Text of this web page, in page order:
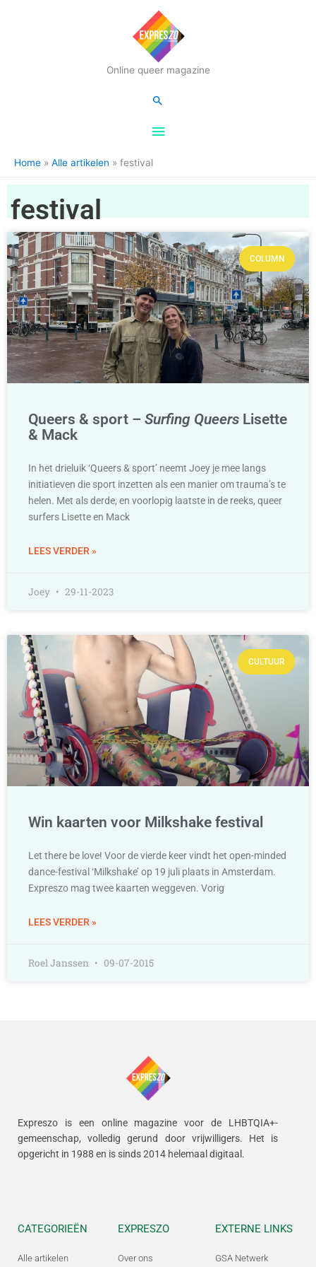
Online queer magazine
Hoofdmenu
Zoeken
Home Alle artikelen festival
festival
COLUMN
Queers & sport – Surfing Queers Lisette
& Mack
In het drieluik ‘Queers & sport’ neemt Joey je mee langs
initiatieven die sport inzetten als een manier om trauma’s te
helen. Met als derde, en voorlopig laatste in de reeks, queer
surfers Lisette en Mack
LEES VERDER »
Joey 29-11-2023
CULTUUR
Win kaarten voor Milkshake festival
Let there be love! Voor de vierde keer vindt het open-minded
dance-festival ‘Milkshake’ op 19 juli plaats in Amsterdam.
Expreszo mag twee kaarten weggeven. Vorig
LEES VERDER »
Roel Janssen 09-07-2015
Expreszo is een online magazine voor de LHBTQIA+-
gemeenschap, volledig gerund door vrijwilligers. Het is
opgericht in 1988 en is sinds 2014 helemaal digitaal.
CATEGORIEËN
Alle artikelen
EXPRESZO
Over ons
EXTERNE LINKS
GSA Netwerk